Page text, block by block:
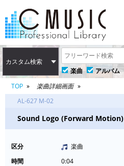
カスタム検索
楽曲
アルバム
TOP
楽曲詳細画面
AL-627 M-02
Sound Logo (Forward Motion)
区分
楽曲
時間
0:04